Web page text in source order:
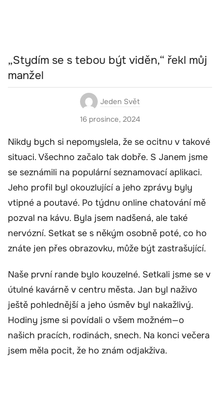
„Stydím se s tebou být viděn,“ řekl můj
manžel
Jeden Svět
16 prosince, 2024
Nikdy bych si nepomyslela, že se ocitnu v takové
situaci. Všechno začalo tak dobře. S Janem jsme
se seznámili na populární seznamovací aplikaci.
Jeho profil byl okouzlující a jeho zprávy byly
vtipné a poutavé. Po týdnu online chatování mě
pozval na kávu. Byla jsem nadšená, ale také
nervózní. Setkat se s někým osobně poté, co ho
znáte jen přes obrazovku, může být zastrašující.
Naše první rande bylo kouzelné. Setkali jsme se v
útulné kavárně v centru města. Jan byl naživo
ještě pohlednější a jeho úsměv byl nakažlivý.
Hodiny jsme si povídali o všem možném—o
našich pracích, rodinách, snech. Na konci večera
jsem měla pocit, že ho znám odjakživa.